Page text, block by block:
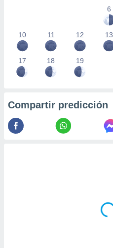
6
10 11 12 13
17 18 19
Compartir predicción